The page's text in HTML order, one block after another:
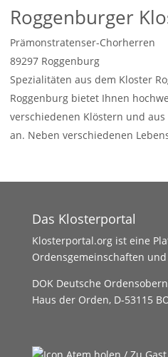
Roggenburger
Prämonstratenser-Chorherren
89297 Roggenburg
Spezialitäten aus dem Kloster
Roggenburg bietet Ihnen
verschiedenen Klöstern und
an. Neben verschiedenen
Das Klosterportal
Klosterportal.org ist eine
Ordensgemeinschaften
DOK Deutsche
Haus der Orden, D-53115